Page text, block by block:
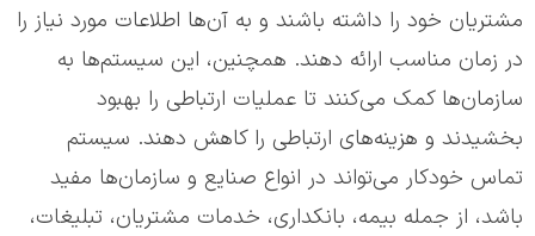
مشتریان خود را داشته باشند و به آن‌ها اطلاعات مورد نیاز را
در زمان مناسب ارائه دهند. همچنین، این سیستم‌ها به
سازمان‌ها کمک می‌کنند تا عملیات ارتباطی را بهبود
بخشیدند و هزینه‌های ارتباطی را کاهش دهند. سیستم
تماس خودکار می‌تواند در انواع صنایع و سازمان‌ها مفید
باشد، از جمله بیمه، بانکداری، خدمات مشتریان، تبلیغات،